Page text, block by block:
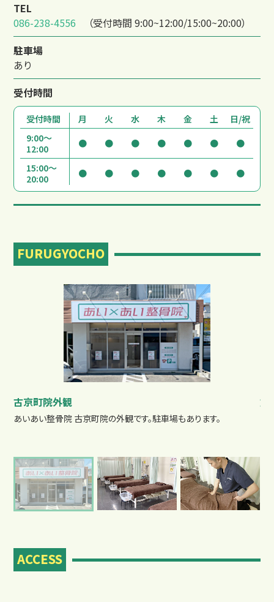
よくあるご質問
TEL
086-238-4556
（受付時間 9:00~12:00/15:00~20:00）
駐車場
あり
受付時間
受付時間 月 火 水 木 金 土
日/祝
9:00～
12:00
● ● ● ● ● ● ●
15:00～
20:00
● ● ● ● ● ● ●
FURUGYOCHO
古京町院外観
あいあい整骨院 古京町院の外観です。駐車場もあります。
施
ACCESS